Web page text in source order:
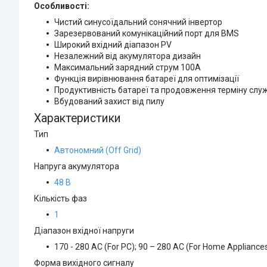
Особливості:
Чистий синусоїдальний сонячний інвертор
Зарезервований комунікаційний порт для BMS
Широкий вхідний діапазон PV
Незалежний від акумулятора дизайн
Максимальний зарядний струм 100А
Функція вирівнювання батареї для оптимізації
Продуктивність батареї та продовження терміну
Вбудований захист від пилу
Характеристики
Тип
Автономний (Off Grid)
Напруга акумулятора
48 В
Кількість фаз
1
Діапазон вхідної напруги
170 - 280 AC (For PC); 90 – 280 AC (For Home
Форма вихідного сигналу